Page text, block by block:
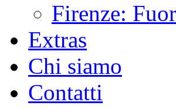
Firenze:
Extras
Chi siamo
Contatti